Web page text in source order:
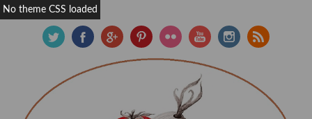
No theme CSS loaded